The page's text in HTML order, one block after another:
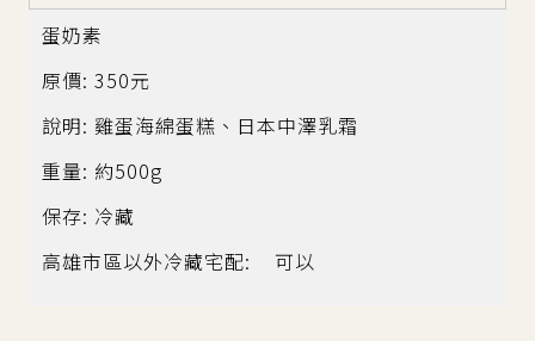
蛋奶素
原價: 350元
說明: 雞蛋海綿蛋糕、日本中澤乳霜
重量: 約500g
保存: 冷藏
高雄市區以外冷藏宅配: 可以